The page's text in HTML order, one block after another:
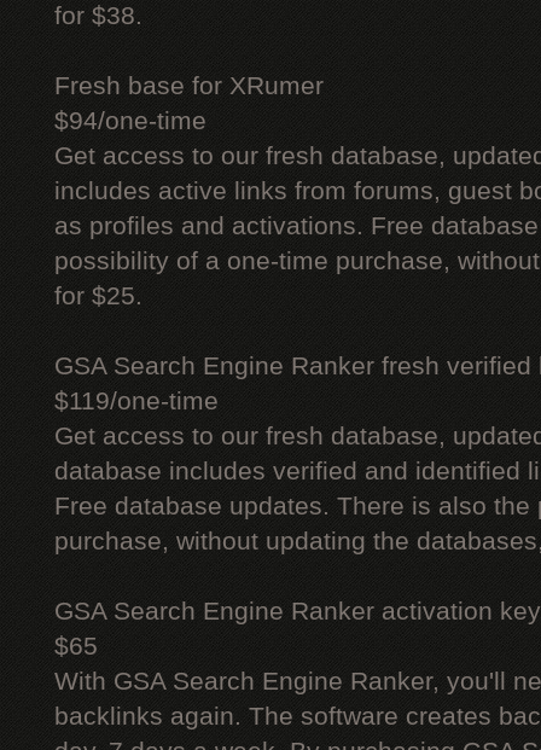
for $38.
Fresh base for XRumer
$94/one-time
Get access to our fresh database,
includes active links from forums, guest
as profiles and activations. Free
possibility of a one-time purchase,
for $25.
GSA Search Engine Ranker fresh verified
$119/one-time
Get access to our fresh database,
database includes verified and identified
Free database updates. There is also
purchase, without updating the
GSA Search Engine Ranker activation key
$65
With GSA Search Engine Ranker, you'll
backlinks again. The software creates